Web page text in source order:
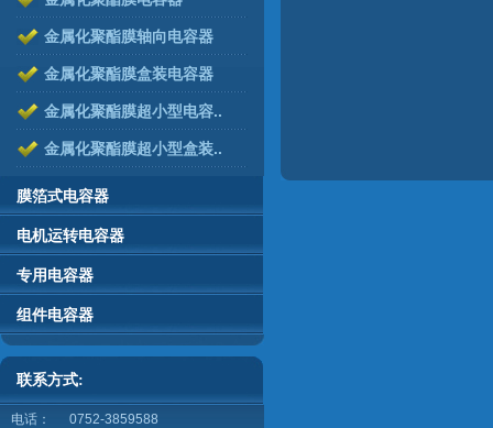
金属化聚酯膜轴向电容器
金属化聚酯膜盒装电容器
金属化聚酯膜超小型电容..
金属化聚酯膜超小型盒装..
膜箔式电容器
电机运转电容器
专用电容器
组件电容器
联系方式:
电话：
0752-3859588